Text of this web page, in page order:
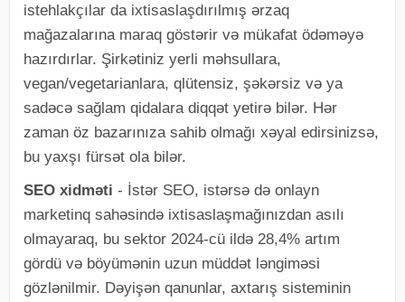
istehlakçılar da ixtisaslaşdırılmış ərzaq
mağazalarına maraq göstərir və mükafat ödəməyə
hazırdırlar. Şirkətiniz yerli məhsullara,
vegan/vegetarianlara, qlütensiz, şəkərsiz və ya
sadəcə sağlam qidalara diqqət yetirə bilər. Hər
zaman öz bazarınıza sahib olmağı xəyal edirsinizsə,
bu yaxşı fürsət ola bilər.
SEO xidməti - İstər SEO, istərsə də onlayn
marketinq sahəsində ixtisaslaşmağınızdan asılı
olmayaraq, bu sektor 2024-cü ildə 28,4% artım
gördü və böyümənin uzun müddət ləngiməsi
gözlənilmir. Dəyişən qanunlar, axtarış sisteminin